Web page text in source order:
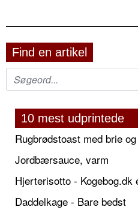
Find en artikel
10 mest udprintede
Rugbrødstoast med brie
Jordbærsauce, varm
Hjerterisotto - Kogebog.dk
Daddelkage - Bare bedst